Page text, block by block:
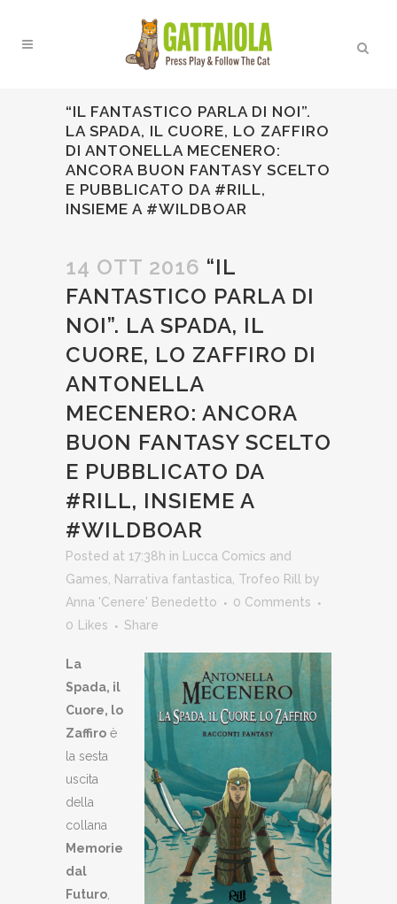
“IL FANTASTICO PARLA DI NOI”.
LA SPADA, IL CUORE, LO ZAFFIRO
DI ANTONELLA MECENERO:
ANCORA BUON FANTASY SCELTO
E PUBBLICATO DA #RILL,
INSIEME A #WILDBOAR
14 OTT 2016 “IL
FANTASTICO PARLA DI
NOI”. LA SPADA, IL
CUORE, LO ZAFFIRO DI
ANTONELLA
MECENERO: ANCORA
BUON FANTASY SCELTO
E PUBBLICATO DA
#RILL, INSIEME A
#WILDBOAR
Posted at 17:38h in
Lucca Comics and
Games
Narrativa fantastica Trofeo Rill
by
Anna 'Cenere' Benedetto
0 Comments
0
Likes Share
La
Spada, il
Cuore, lo
Zaffiro è
la sesta
uscita
della
collana
Memorie
dal
Futuro